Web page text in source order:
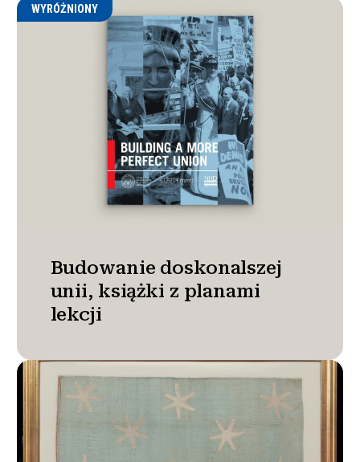
WYRÓŻNIONY
Budowanie doskonalszej
unii, książki z planami
lekcji